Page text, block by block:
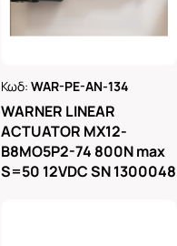
Κωδ:WAR-PE-AN-134
WARNER LINEAR
ACTUATOR MX12-
B8MO5P2-74 800N max
S=50 12VDC SN 1300048